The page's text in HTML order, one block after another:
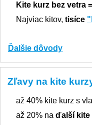
Kite kurz bez vetra
Najviac kitov, tisíce
Ďalšie dôvody
Zľavy na kite
až 40% kite kurz s
až 20% na ďalší kite